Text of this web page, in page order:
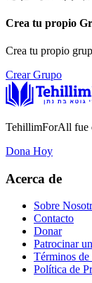
Crea tu propio
Crea tu propio
Crear Grupo
TehillimForAll fue
Dona Hoy
Acerca de
Sobre
Contacto
Donar
Patrocinar
Términos
Política de